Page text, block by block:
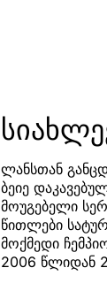
ლანსთან
ბეიე
მოუგებელი
წითლები
მოქმედი
2006 წლიდან